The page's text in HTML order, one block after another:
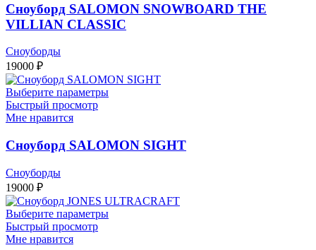
Сноуборд SALOMON SNOWBOARD THE
VILLIAN CLASSIC
Сноуборды
19000 ₽
Выберите параметры
Быстрый просмотр
Мне нравится
Сноуборд SALOMON SIGHT
Сноуборды
19000 ₽
Выберите параметры
Быстрый просмотр
Мне нравится